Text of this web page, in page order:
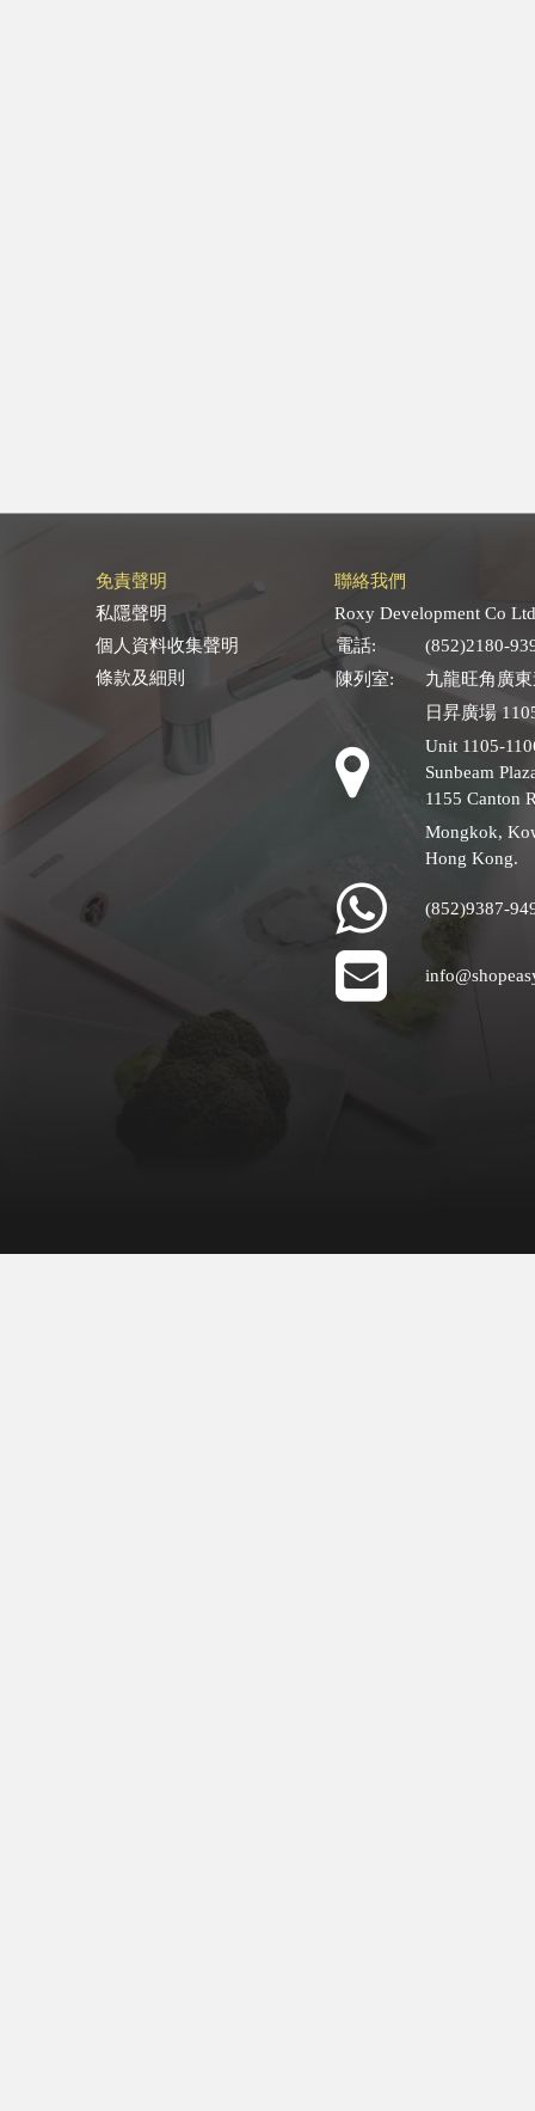
免責聲明
私隱聲明
個人資料收集聲明
條款及細則
聯絡我們
Roxy Development Co
電話:
(852)2180-
陳列室:
九龍旺角廣
日昇廣場
Unit 1105-
Sunbeam
1155 Canton
Mongkok,
Hong Kong.
(852)9387-